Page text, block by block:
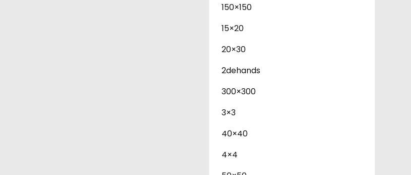
150×150
15×20
20×30
2dehands
300×300
3×3
40×40
4×4